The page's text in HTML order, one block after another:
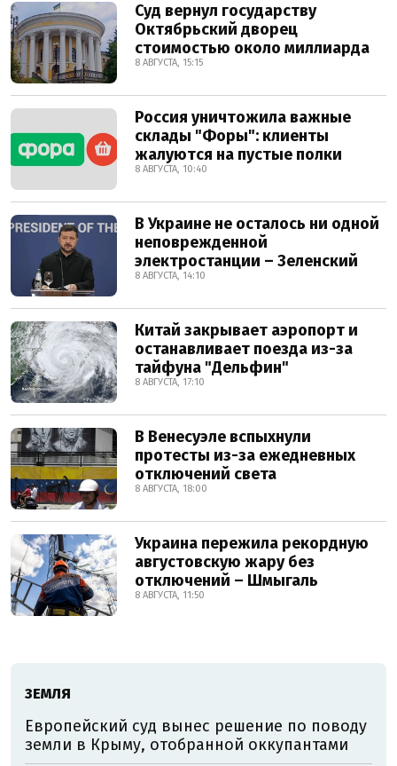
Суд вернул государству
Октябрьский дворец
стоимостью около миллиарда
8 АВГУСТА, 15:15
Россия уничтожила важные
склады "Форы": клиенты
жалуются на пустые полки
8 АВГУСТА, 10:40
В Украине не осталось ни одной
неповрежденной
электростанции – Зеленский
8 АВГУСТА, 14:10
Китай закрывает аэропорт и
останавливает поезда из-за
тайфуна "Дельфин"
8 АВГУСТА, 17:10
В Венесуэле вспыхнули
протесты из-за ежедневных
отключений света
8 АВГУСТА, 18:00
Украина пережила рекордную
августовскую жару без
отключений – Шмыгаль
8 АВГУСТА, 11:50
ЗЕМЛЯ
Европейский суд вынес решение по поводу
земли в Крыму, отобранной оккупантами